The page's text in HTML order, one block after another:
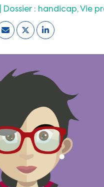
Dossier : handicap Vie